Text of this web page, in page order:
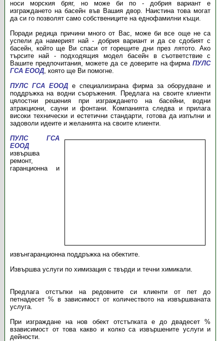
носи морския бряг, но може би по - добрия вариант е
изграждането на басейн във Вашия двор. Наистина това могат
да си го позволят само собствениците на еднофамилни къщи.
Поради редица причини много от Вас, може би все още не са
успели да намерият най - добрия вариант и да се сдобият с
басейн, който ще Ви спаси от горещите дни през лятото. Ако
търсите най - подходящия модел басейн в съответствие с
Вашите предпочитания, можете да се доверите на фирмаПУЛС
ГСА ЕООД, която ще Ви помогне.
ПУЛС ГСА ЕООД е специализирана фирма за оборудване и
поддръжка на водни съоръжения. Предлага на своите клиенти
цялостни решения при изграждането на басейни, водни
атракциони, сауни и фонтани. Компанията следва и прилага
високи технически и естетични стандарти, готова да изпълни и
задоволи идеите и желанията на своите клиенти.
ПУЛС ГСА
ЕООД
извършва
ремонт,
гаранционна и
извънгаранционна поддръжка на обектите.
Извършва услуги по химизация с твърди и течни химикали.
Предлага отстъпки на редовните си клиенти от пет до
петнадесет % в зависимост от количеството на извършваната
услуга.
При изграждане на нов обект отстъпката е до двадесет %
взависимост от това какво и колко са извършените услуги и
дейности.